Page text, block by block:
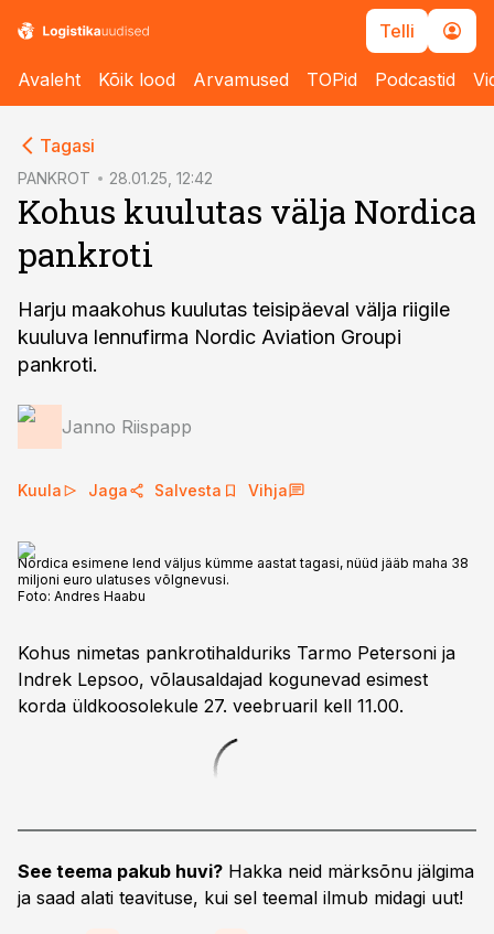
Telli
Avaleht Kõik lood Arvamused TOPid Podcastid
Tagasi
PANKROT 28.01.25, 12:42
Kohus kuulutas välja Nordica
pankroti
Harju maakohus kuulutas teisipäeval välja riigile
kuuluva lennufirma Nordic Aviation Groupi
pankroti.
Janno Riispapp
Kuula Jaga Salvesta Vihja
Nordica esimene lend väljus kümme aastat tagasi, nüüd jääb maha 38
miljoni euro ulatuses võlgnevusi.
Foto: Andres Haabu
Kohus nimetas pankrotihalduriks Tarmo Petersoni ja
Indrek Lepsoo, võlausaldajad kogunevad esimest
korda üldkoosolekule 27. veebruaril kell 11.00.
See teema pakub huvi? Hakka neid märksõnu jälgima
ja saad alati teavituse, kui sel teemal ilmub midagi uut!